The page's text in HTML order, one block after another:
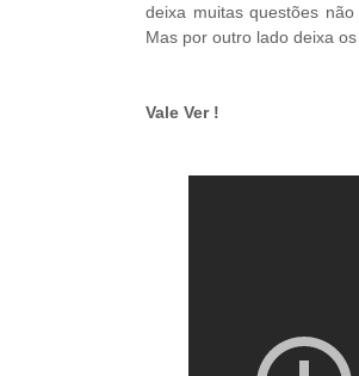
deixa muitas questões
Mas por outro lado deixa
Vale Ver !